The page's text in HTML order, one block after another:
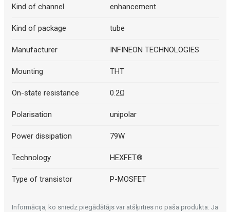
Kind of channel enhancement
Kind of package tube
Manufacturer INFINEON TECHNOLOGIES
Mounting THT
On-state resistance 0.2Ω
Polarisation unipolar
Power dissipation 79W
Technology HEXFET®
Type of transistor P-MOSFET
Informācija, ko sniedz piegādātājs var atšķirties no paša produkta. Ja